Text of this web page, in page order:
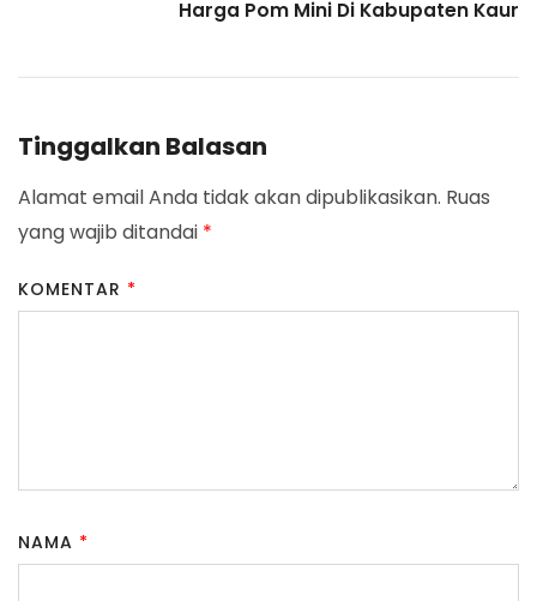
Harga Pom Mini Di Kabupaten Kaur
Tinggalkan Balasan
Alamat email Anda tidak akan dipublikasikan. Ruas
yang wajib ditandai *
KOMENTAR *
NAMA *